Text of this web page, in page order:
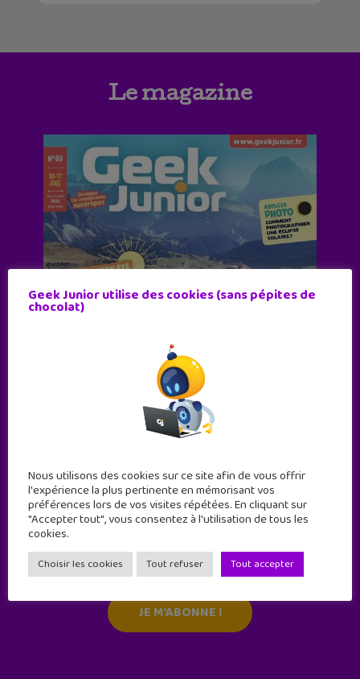
Le magazine
11 numéros par an
JE M'ABONNE !
Geek Junior utilise des cookies (sans pépites de
chocolat)
Nous utilisons des cookies sur ce site afin de vous offrir
l'expérience la plus pertinente en mémorisant vos
préférences lors de vos visites répétées. En cliquant sur
"Accepter tout", vous consentez à l'utilisation de tous les
cookies.
Choisir les cookies Tout refuser Tout accepter